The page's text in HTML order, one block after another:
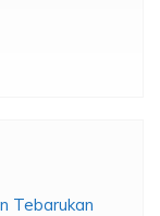
Tebarukan